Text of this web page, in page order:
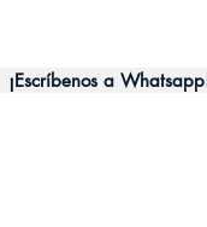
¡Escríbenos a